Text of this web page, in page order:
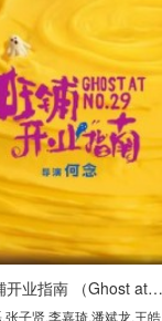
旺铺开业指南 （Ghost at No.29）
,张子贤,李嘉琦,潘斌龙,王皓